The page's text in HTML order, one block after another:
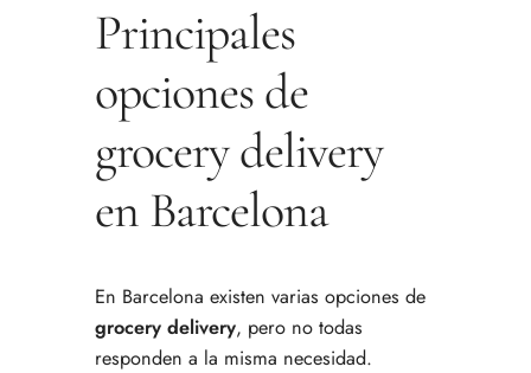
Principales
opciones de
grocery delivery
en Barcelona
En Barcelona existen varias opciones de
grocery delivery, pero no todas
responden a la misma necesidad.